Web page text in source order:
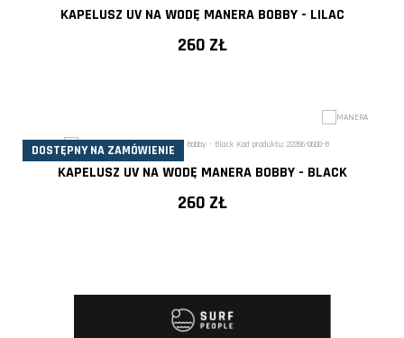
KAPELUSZ UV NA WODĘ MANERA BOBBY - LILAC
260 ZŁ
KAPELUSZ UV NA WODĘ MANERA BOBBY - BLACK
260 ZŁ
DOSTĘPNY NA ZAMÓWIENIE